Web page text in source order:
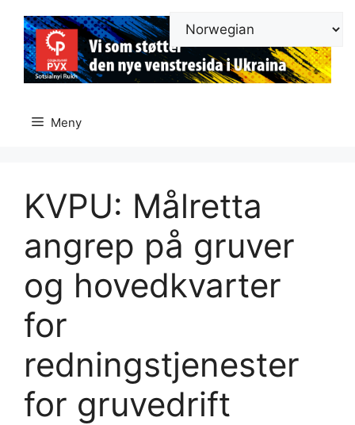
innhold
Meny
KVPU: Målretta
angrep på gruver
og hovedkvarter
for
redningstjenester
for gruvedrift